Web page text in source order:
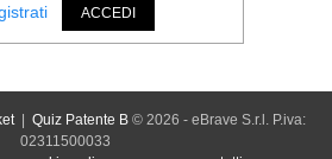
ACCEDI
| Quiz Patente B© 2026 - eBrave S.r.l. P.iva:
02311500033